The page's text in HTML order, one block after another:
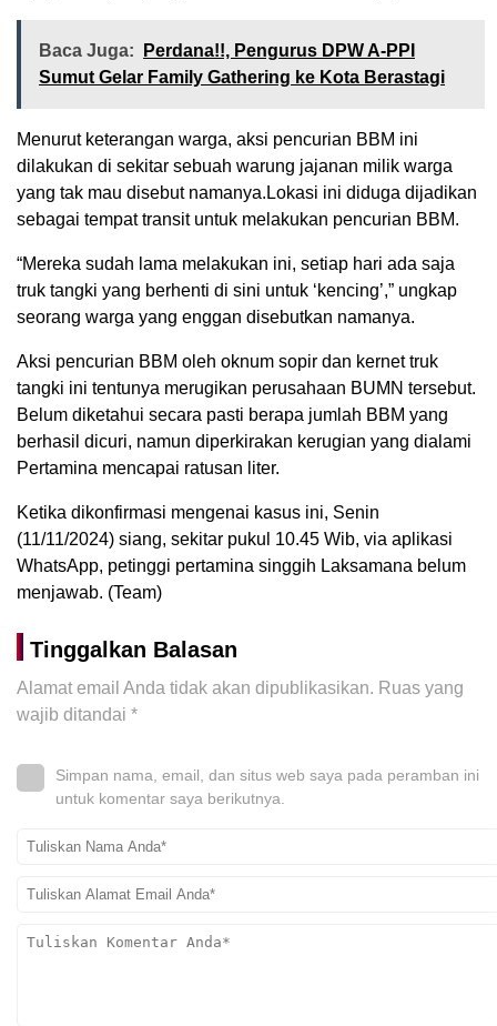
Baca Juga:
Perdana!!, Pengurus DPW A-PPI
Sumut Gelar Family Gathering ke Kota Berastagi
Menurut keterangan warga, aksi pencurian BBM ini
dilakukan di sekitar sebuah warung jajanan milik warga
yang tak mau disebut namanya.Lokasi ini diduga dijadikan
sebagai tempat transit untuk melakukan pencurian BBM.
“Mereka sudah lama melakukan ini, setiap hari ada saja
truk tangki yang berhenti di sini untuk ‘kencing’,” ungkap
seorang warga yang enggan disebutkan namanya.
Aksi pencurian BBM oleh oknum sopir dan kernet truk
tangki ini tentunya merugikan perusahaan BUMN tersebut.
Belum diketahui secara pasti berapa jumlah BBM yang
berhasil dicuri, namun diperkirakan kerugian yang dialami
Pertamina mencapai ratusan liter.
Ketika dikonfirmasi mengenai kasus ini, Senin
(11/11/2024) siang, sekitar pukul 10.45 Wib, via aplikasi
WhatsApp, petinggi pertamina singgih Laksamana belum
menjawab. (Team)
Tinggalkan Balasan
Alamat email Anda tidak akan dipublikasikan. Ruas yang
wajib ditandai *
Simpan nama, email, dan situs web saya pada peramban ini
untuk komentar saya berikutnya.